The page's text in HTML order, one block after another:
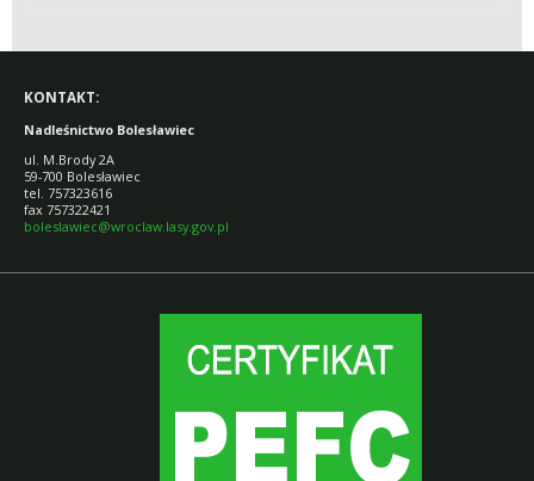
ORAZ
POWODZI I SUSZY
W EKOSYSTEMACH
LEŚNYCH NA
TERENACH
NIZINNYCH"
KONTAKT:
Nadleśnictwo Bolesławiec
ul. M.Brody 2A
59-700 Bolesławiec
tel. 757323616
fax 757322421
boleslawiec@wroclaw.lasy.gov.pl